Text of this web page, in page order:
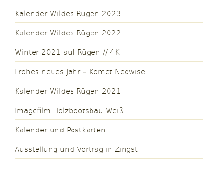
Kalender Wildes Rügen 2023
Kalender Wildes Rügen 2022
Winter 2021 auf Rügen // 4K
Frohes neues Jahr – Komet Neowise
Kalender Wildes Rügen 2021
Imagefilm Holzbootsbau Weiß
Kalender und Postkarten
Ausstellung und Vortrag in Zingst